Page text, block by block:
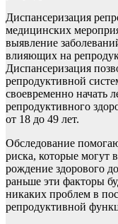
Диспансеризация
медицинских
выявление
влияющих на
Диспансеризация
репродуктивной
своевременно начать
репродуктивного
от 18 до 49 лет.
Обследование
риска, которые могут
рождение здорового
раньше эти факторы
никаких проблем в
репродуктивной